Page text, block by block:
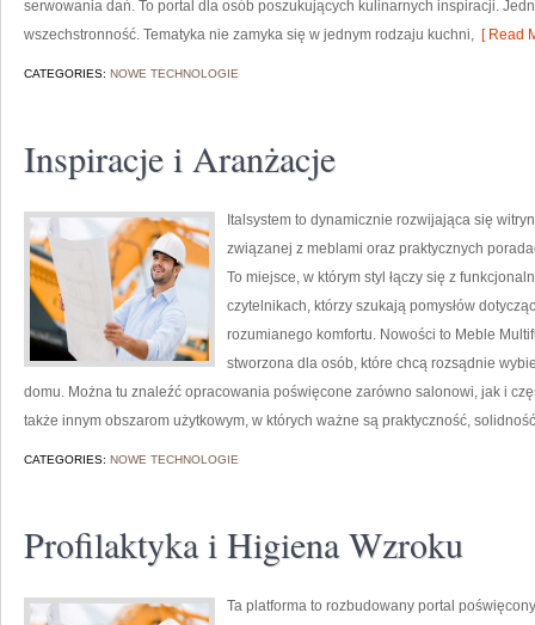
serwowania dań. To portal dla osób poszukujących kulinarnych inspiracji.
wszechstronność. Tematyka nie zamyka się w jednym rodzaju kuchni, [ Read
CATEGORIES: NOWE TECHNOLOGIE
Inspiracje i Aranżacje
Italsystem to dynamicznie rozwijająca się
związanej z meblami oraz praktycznych
To miejsce, w którym styl łączy się z
czytelnikach, którzy szukają pomysłów
rozumianego komfortu. Nowości to Meble
stworzona dla osób, które chcą rozsądnie
domu. Można tu znaleźć opracowania poświęcone zarówno salonowi, jak i
także innym obszarom użytkowym, w których ważne są praktyczność,
CATEGORIES: NOWE TECHNOLOGIE
Profilaktyka i Higiena Wzroku
Ta platforma to rozbudowany portal